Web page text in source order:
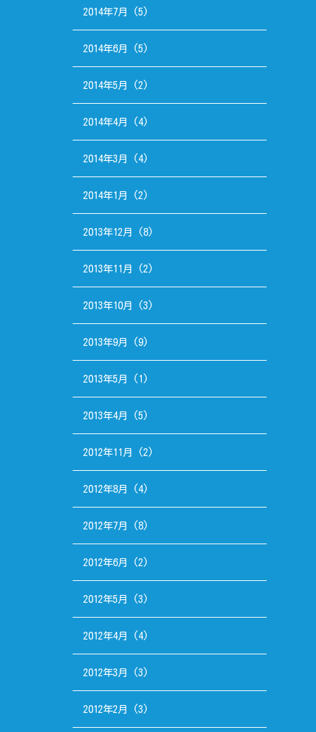
2014年7月 (5)
2014年6月 (5)
2014年5月 (2)
2014年4月 (4)
2014年3月 (4)
2014年1月 (2)
2013年12月 (8)
2013年11月 (2)
2013年10月 (3)
2013年9月 (9)
2013年5月 (1)
2013年4月 (5)
2012年11月 (2)
2012年8月 (4)
2012年7月 (8)
2012年6月 (2)
2012年5月 (3)
2012年4月 (4)
2012年3月 (3)
2012年2月 (3)